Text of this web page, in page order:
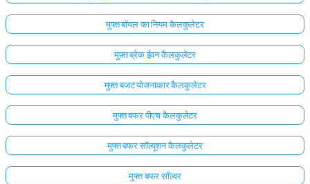
मुफ्त बॉयल का नियम कैलकुलेटर
मुफ़्त ब्रेक ईवन कैलकुलेटर
मुफ्त बजट योजनाकार कैलकुलेटर
मुफ्त बफर पीएच कैलकुलेटर
मुफ्त बफर सॉल्यूशन कैलकुलेटर
मुफ्त बफर सॉल्वर